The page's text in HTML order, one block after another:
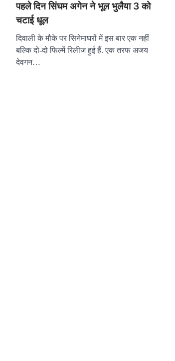
पहले दिन सिंघम अगेन ने भूल भुलैया 3 को
चटाई धूल
दिवाली के मौके पर सिनेमाघरों में इस बार एक नहीं
बल्कि दो-दो फिल्में रिलीज हुई हैं. एक तरफ अजय
देवगन…